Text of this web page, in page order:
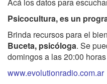
Psicocultura, es un
Brinda recursos para el
Buceta, psicóloga. Se
domingos a las 20:00
www.evolutionradio.com.ar